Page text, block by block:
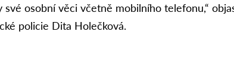
své osobní věci včetně mobilního telefonu,“
policie Dita Holečková.